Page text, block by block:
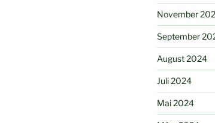
November
September
August 2024
Juli 2024
Mai 2024